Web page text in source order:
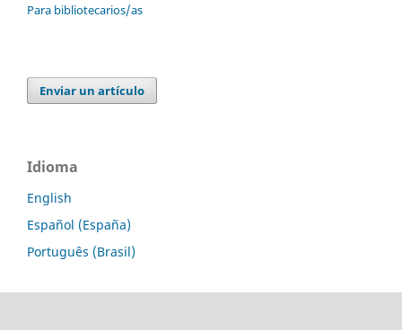
Para bibliotecarios/as
Enviar un artículo
Idioma
English
Español (España)
Português (Brasil)